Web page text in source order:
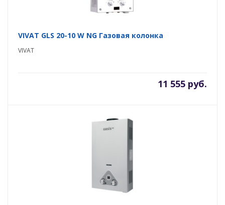
VIVAT GLS 20-10 W NG Газовая колонка
VIVAT
11 555 руб.